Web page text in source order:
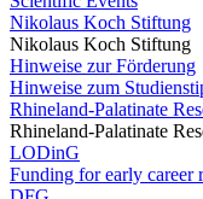
Nikolaus Koch Stiftung
Nikolaus Koch Stiftung
Hinweise zur Förderung
Hinweise zum
Rhineland-Palatinate
Rhineland-Palatinate
LODinG
Funding for early career